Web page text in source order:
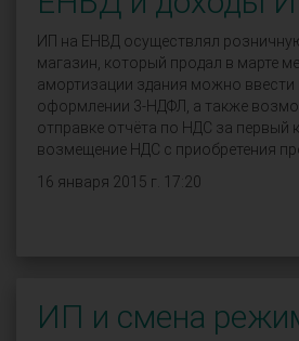
ИП на ЕНВД осуществлял
магазин, который продал в марте
амортизации здания можно ввести
оформлении 3-НДФЛ, а также
отправке отчёта по НДС за первый
возмещение НДС с приобретения
16 января 2015 г. 17:20
ИП и смена